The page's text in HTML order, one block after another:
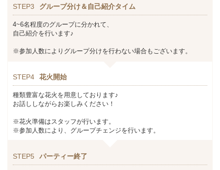
STEP3 グループ分け＆自己紹介タイム
4~6名程度のグループに分かれて、
自己紹介を行います♪
※参加人数によりグループ分けを行わない場合もございます。
STEP4 花火開始
種類豊富な花火を用意しております♪
お話ししながらお楽しみください！
※花火準備はスタッフが行います。
※参加人数により、グループチェンジを行います。
STEP5 パーティー終了